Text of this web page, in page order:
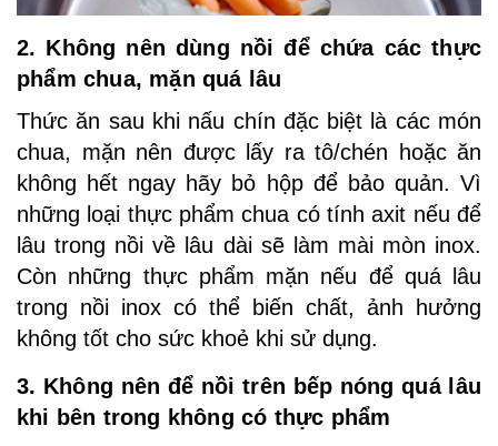
2. Không nên dùng nồi để chứa các thực
phẩm chua, mặn quá lâu
Thức ăn sau khi nấu chín đặc biệt là các món
chua, mặn nên được lấy ra tô/chén hoặc ăn
không hết ngay hãy bỏ hộp để bảo quản. Vì
những loại thực phẩm chua có tính axit nếu để
lâu trong nồi về lâu dài sẽ làm mài mòn inox.
Còn những thực phẩm mặn nếu để quá lâu
trong nồi inox có thể biến chất, ảnh hưởng
không tốt cho sức khoẻ khi sử dụng.
3. Không nên để nồi trên bếp nóng quá lâu
khi bên trong không có thực phẩm